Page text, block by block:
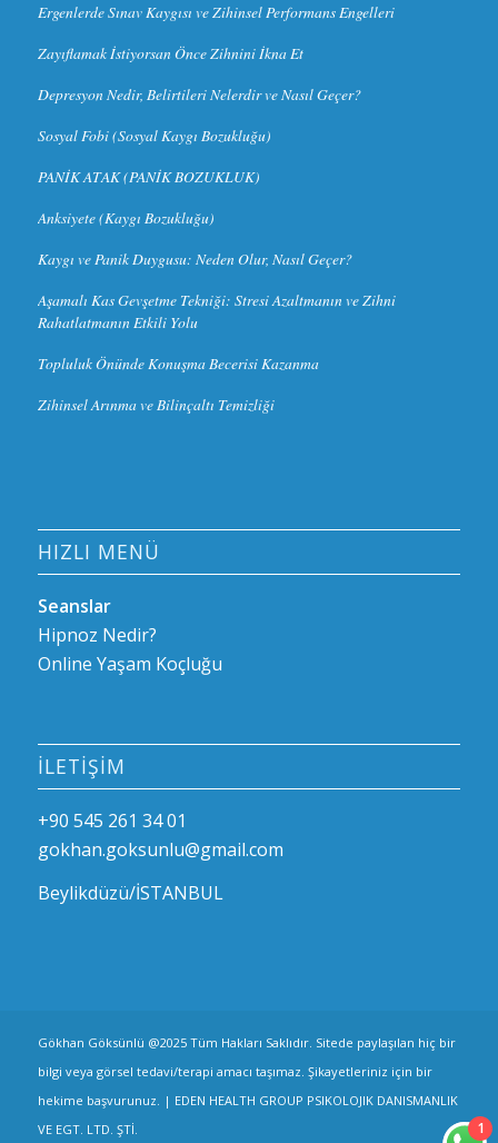
Ergenlerde Sınav Kaygısı ve Zihinsel Performans Engelleri
Zayıflamak İstiyorsan Önce Zihnini İkna Et
Depresyon Nedir, Belirtileri Nelerdir ve Nasıl Geçer?
Sosyal Fobi (Sosyal Kaygı Bozukluğu)
PANİK ATAK (PANİK BOZUKLUK)
Anksiyete (Kaygı Bozukluğu)
Kaygı ve Panik Duygusu: Neden Olur, Nasıl Geçer?
Aşamalı Kas Gevşetme Tekniği: Stresi Azaltmanın ve Zihni
Rahatlatmanın Etkili Yolu
Topluluk Önünde Konuşma Becerisi Kazanma
Zihinsel Arınma ve Bilinçaltı Temizliği
HIZLI MENÜ
Seanslar
Hipnoz Nedir?
Online Yaşam Koçluğu
İLETIŞIM
+90 545 261 34 01
gokhan.goksunlu@gmail.com
Beylikdüzü/İSTANBUL
Gökhan Göksünlü @2025 Tüm Hakları Saklıdır. Sitede paylaşılan hiç bir
bilgi veya görsel tedavi/terapi amacı taşımaz. Şikayetleriniz için bir
hekime başvurunuz. | EDEN HEALTH GROUP PSIKOLOJIK DANISMANLIK
VE EGT. LTD. ŞTİ.
1